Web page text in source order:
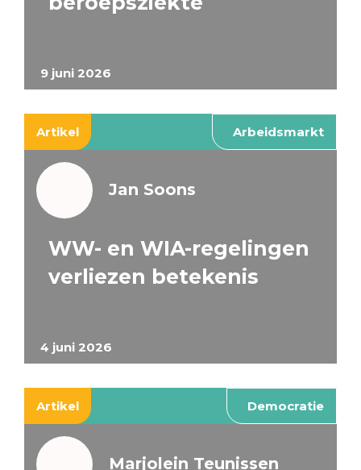
9 juni 2026
Artikel Arbeidsmarkt
4 juni 2026
Jan Soons
WW- en WIA-regelingen
verliezen betekenis
Artikel Democratie
Marjolein Teunissen